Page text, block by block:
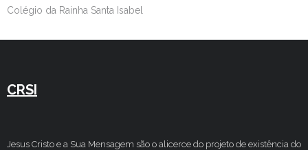
Colégio da Rainha Santa Isabel
CRSI
Jesus Cristo e a Sua Mensagem são o alicerce do projeto de existência do